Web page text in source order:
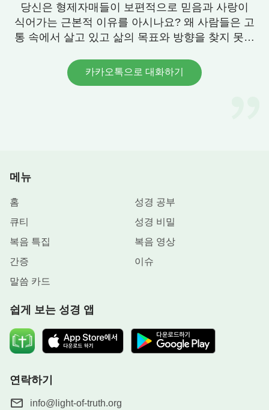
자신도 모르게 그 일에 빠져들었습니다. 너무나 괴롭
고 속이 뒤집어져 더 이상 대화를 나누고 싶지 않아
려가면서 저는 속으로 ‘나는 하나님을 믿는 사람이
야. 일이 닥칠 때, 이렇게 화를 내면 안 돼. 이 일을 하
서 비롯된 것 같다. 그러나 매 단계의 사역과 매사의
배후에는 사탄이 하나님 앞에서 내기를 한 것이므로
사람은 하나님을 위해 간증을 굳게 서야 한다. 마치
기를 했지만 욥에게 임한 것은 사람의 행위이고 사람
의 교란인 것과 같다. 너희에게 행하는 하나님의 매
단계 사역의 배후에서는 모두 사탄이 하나님과 내기
지 일이 닥칠 때마다 너에게 있어서 모두 한 차례 큰
시련이고 하나님이 너의 간증을 필요로 하는 때라는
것을 너는 마땅히 알아야 한다.”하나님의 말씀을 보
나님 편에 설 거예요.”라고 장담했던 것이 생각났습
니다. 하지만 사탄의 방해가 저에게 임했을 때마다,
당신은 형제자매들이 보편적으로 믿음과 사랑이
식어가는 근본적 이유를 아시나요? 왜 사람들은 고
통 속에서 살고 있고 삶의 목표와 방향을 찾지 못할
카카오톡으로 대화하기
메뉴
홈
성경 공부
큐티
성경 비밀
복음 특집
복음 영상
간증
이슈
말씀 카드
쉽게 보는 성경 앱
연락하기
info@light-of-truth.org